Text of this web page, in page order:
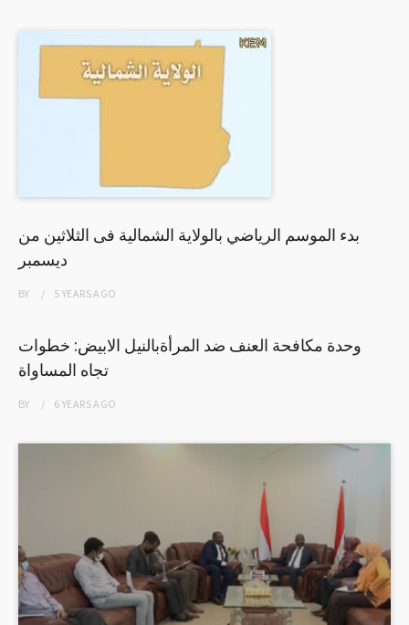
بدء الموسم الرياضي بالولاية الشمالية فى الثلاثين من
ديسمبر
BY 5 YEARSAGO
وحدة مكافحة العنف ضد المرأةبالنيل الابيض: خطوات
تجاه المساواة
BY 6 YEARSAGO